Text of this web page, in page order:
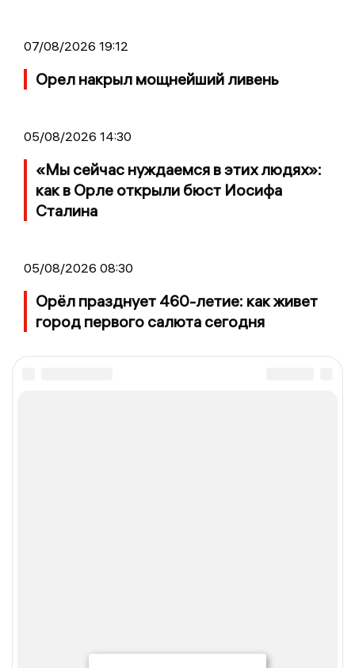
07/08/2026 19:12
Орел накрыл мощнейший ливень
05/08/2026 14:30
«Мы сейчас нуждаемся в этих людях»:
как в Орле открыли бюст Иосифа
Сталина
05/08/2026 08:30
Орёл празднует 460-летие: как живет
город первого салюта сегодня